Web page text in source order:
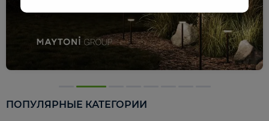
ПОПУЛЯРНЫЕ КАТЕГОРИИ